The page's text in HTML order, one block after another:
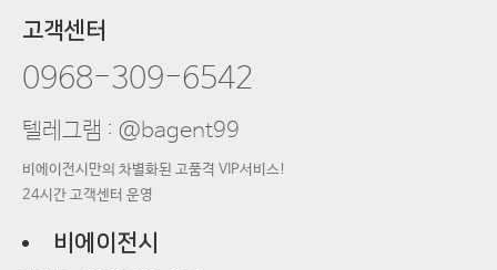
고객센터
0968-309-6542
텔레그램 : @bagent99
비에이전시만의 차별화된 고품격 VIP서비스!
24시간 고객센터 운영
비에이전시